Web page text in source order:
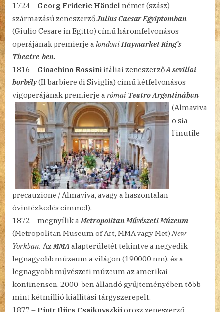
1724 – Georg Frideric Händel német (szász)
származású zeneszerzőJulius Caesar Egyiptomban
(Giulio Cesare in Egitto) című háromfelvonásos
operájának premierje a londoniHaymarket King’s
Theatre-ben.
1816 – Gioachino Rossiniitáliai zeneszerzőA sevillai
borbély(Il barbiere di Siviglia) című kétfelvonásos
vígoperájánakpremierje a római Teatro Argentinában
(Almaviva
o sia
l’inutile
precauzione / Almaviva, avagy a haszontalan
óvintézkedés címmel).
1872 – megnyílik a Metropolitan Művészeti Múzeum
(Metropolitan Museum of Art, MMA vagy Met) New
Yorkban. Az MMA alapterületét tekintve a negyedik
legnagyobb múzeum a világon (190000 nm), és a
legnagyobb művészeti múzeum az amerikai
kontinensen. 2000-ben állandó gyűjteményében több
mint kétmillió kiállítási tárgyszerepelt.
1877 – Pjotr Iljics Csajkovszkij orosz zeneszerző